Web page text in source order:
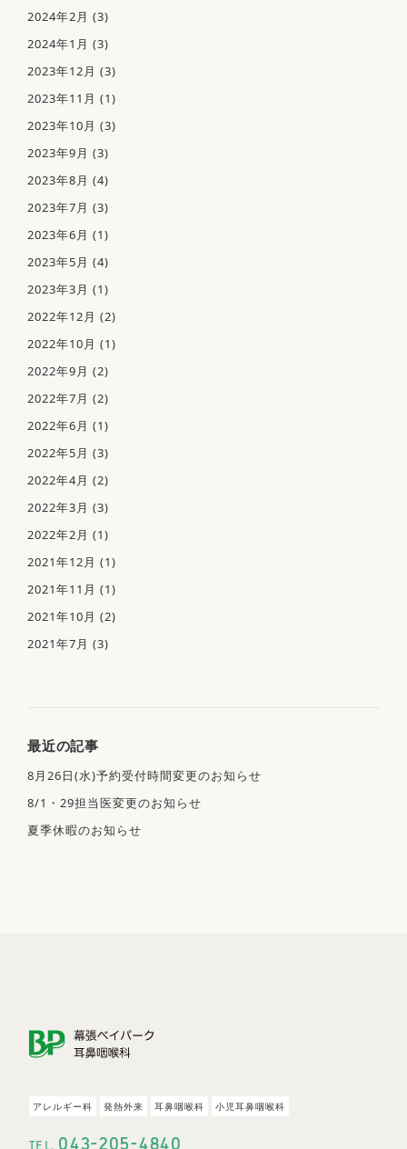
京成バス「ZOZOPARK」より徒歩2分
※当院専用の駐車場はありませんので、お車で
2024年2月 (3)
2024年1月 (3)
2023年12月 (3)
2023年11月 (1)
2023年10月 (3)
2023年9月 (3)
2023年8月 (4)
2023年7月 (3)
2023年6月 (1)
2023年5月 (4)
2023年3月 (1)
2022年12月 (2)
2022年10月 (1)
2022年9月 (2)
2022年7月 (2)
2022年6月 (1)
2022年5月 (3)
2022年4月 (2)
2022年3月 (3)
2022年2月 (1)
2021年12月 (1)
2021年11月 (1)
2021年10月 (2)
2021年7月 (3)
最近の記事
8月26日(水)予約受付時間変更のお知らせ
8/1・29担当医変更のお知らせ
夏季休暇のお知らせ
ア レ ルギー科 発熱外来 耳鼻咽喉科 小 児耳鼻咽喉科
043-205-4840